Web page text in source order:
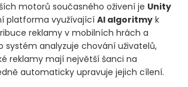
motorů současného oživení je Unity
platforma využívající AI algoritmy k
reklamy v mobilních hrách a
systém analyzuje chování uživatelů,
reklamy mají největší šanci na
automaticky upravuje jejich cílení.